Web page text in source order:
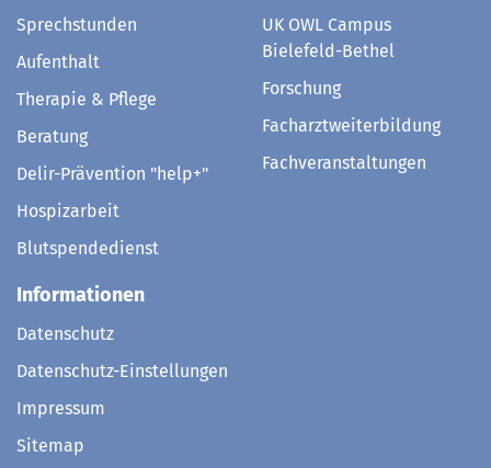
Sprechstunden
Aufenthalt
Therapie & Pflege
Beratung
Delir-Prävention "help+"
Hospizarbeit
Blutspendedienst
UK OWL Campus
Bielefeld-Bethel
Forschung
Facharztweiterbildung
Fachveranstaltungen
Informationen
Datenschutz
Datenschutz-Einstellungen
Impressum
Sitemap